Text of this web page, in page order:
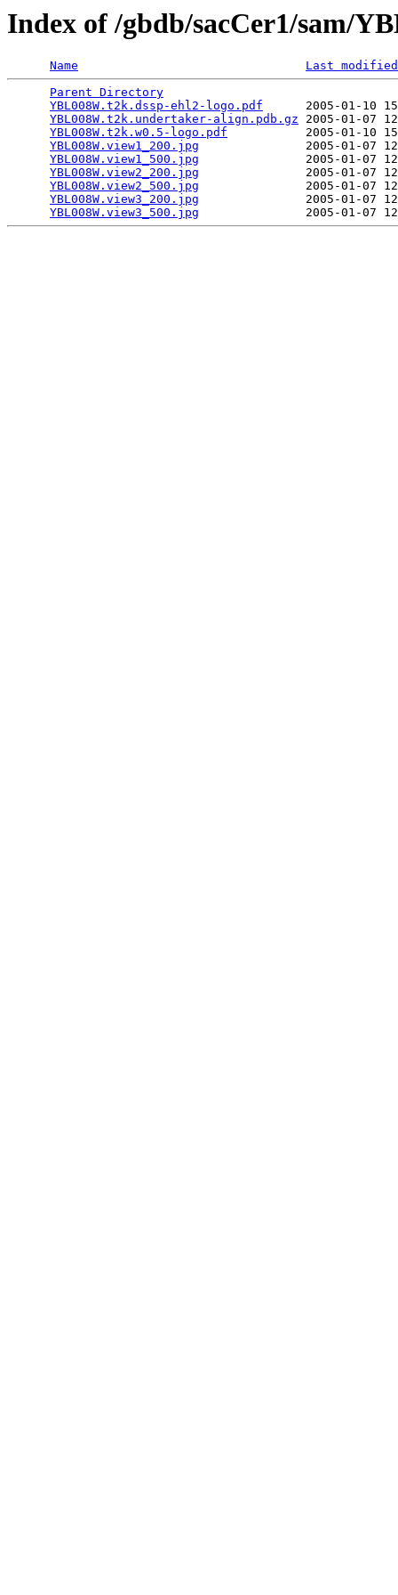
Index of /gbdb/sacCer1/sam/
Name
Last modified
Parent Directory
YBL008W.t2k.dssp-ehl2-logo.pdf
2005-01-10
YBL008W.t2k.undertaker-align.pdb.gz 2005-01-07
YBL008W.t2k.w0.5-logo.pdf
2005-01-10
YBL008W.view1_200.jpg
2005-01-07
YBL008W.view1_500.jpg
2005-01-07
YBL008W.view2_200.jpg
2005-01-07
YBL008W.view2_500.jpg
2005-01-07
YBL008W.view3_200.jpg
2005-01-07
YBL008W.view3_500.jpg